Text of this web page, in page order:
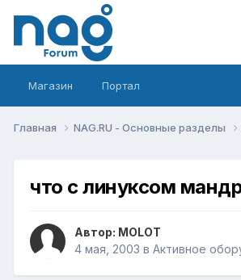
Магазин Портал
Главная NAG.RU - Основные разделы
что с линуксом
Автор: MOLOT
4 мая, 2003 в Активное